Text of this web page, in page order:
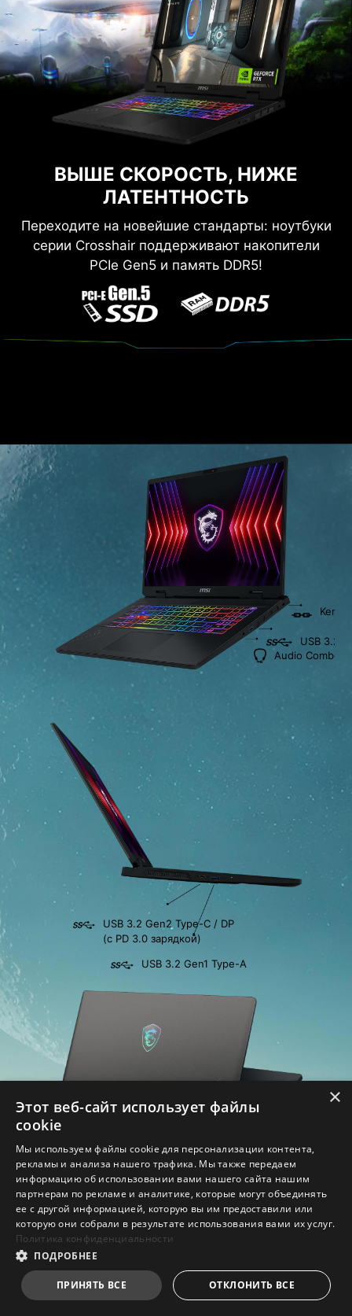
ВЫШЕ СКОРОСТЬ, НИЖЕ
ЛАТЕНТНОСТЬ
Переходите на новейшие стандарты: ноутбуки
серии Crosshair поддерживают накопители
PCIe Gen5 и память DDR5!
USB 3.2
Audio Combo
USB 3.2 Gen2 Type-C / DP
(с PD 3.0 зарядкой)
USB 3.2 Gen1 Type-A
DC-in
HDMI™ 2.1(8K@60Гц /
*Поддерживается подзарядка мощностью 65 Вт (20
×
Этот веб-сайт использует файлы
cookie
Мы используем файлы cookie для персонализации контента,
рекламы и анализа нашего трафика. Мы также передаем
информацию об использовании вами нашего сайта нашим
партнерам по рекламе и аналитике, которые могут объединять
ее с другой информацией, которую вы им предоставили или
которую они собрали в результате использования вами их услуг.
Политика конфиденциальности
ПОДРОБНЕЕ
ПРИНЯТЬ ВСЕ ОТКЛОНИТЬ ВСЕ